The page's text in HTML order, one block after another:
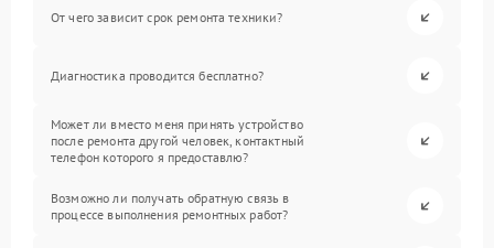
От чего зависит срок ремонта техники?
Диагностика проводится бесплатно?
Может ли вместо меня принять устройство
после ремонта другой человек, контактный
телефон которого я предоставлю?
Возможно ли получать обратную связь в
процессе выполнения ремонтных работ?